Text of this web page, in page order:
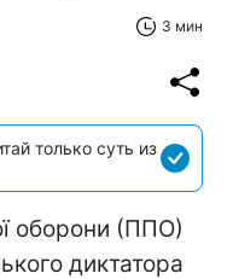
3 мин
только суть из
оборони (ППО)
диктатора